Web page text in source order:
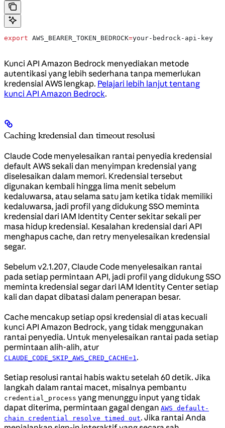
export AWS_BEARER_TOKEN_BEDROCK=your-bedrock-api-key
Kunci API Amazon Bedrock menyediakan metode
autentikasi yang lebih sederhana tanpa memerlukan
kredensial AWS lengkap. Pelajari lebih lanjut tentang
kunci API Amazon Bedrock.
Caching kredensial dan timeout resolusi
Claude Code menyelesaikan rantai penyedia kredensial
default AWS sekali dan menyimpan kredensial yang
diselesaikan dalam memori. Kredensial tersebut
digunakan kembali hingga lima menit sebelum
kedaluwarsa, atau selama satu jam ketika tidak memiliki
kedaluwarsa, jadi profil yang didukung SSO meminta
kredensial dari IAM Identity Center sekitar sekali per
masa hidup kredensial. Kesalahan kredensial dari API
menghapus cache, dan retry menyelesaikan kredensial
segar.
Sebelum v2.1.207, Claude Code menyelesaikan rantai
pada setiap permintaan API, jadi profil yang didukung SSO
meminta kredensial segar dari IAM Identity Center setiap
kali dan dapat dibatasi dalam penerapan besar.
Cache mencakup setiap opsi kredensial di atas kecuali
kunci API Amazon Bedrock, yang tidak menggunakan
rantai penyedia. Untuk menyelesaikan rantai pada setiap
permintaan alih-alih, atur
CLAUDE_CODE_SKIP_AWS_CRED_CACHE=1.
Setiap resolusi rantai habis waktu setelah 60 detik. Jika
langkah dalam rantai macet, misalnya pembantu
credential_process yang menunggu input yang tidak
dapat diterima, permintaan gagal dengan AWS default-
chain credential resolve timed out. Jika rantai Anda